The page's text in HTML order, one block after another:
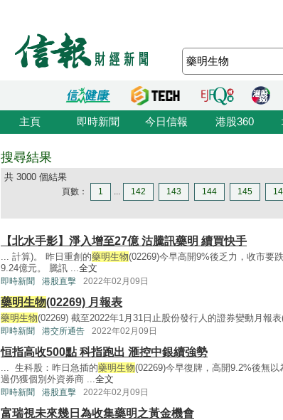
主頁 即時新聞 今日信報 港股360
搜尋結果
共 3000 個結果
頁數： 1 ... 142 143 144 145
【北水手影】淨入增至27億 沽騰訊藥明 續買快手
... 計算)。 昨日重創的藥明生物(02269)今早高開9%後乏力，收市要
9.24億元。 騰訊 ...全文
即時新聞 港股直擊 2022年02月09日
藥明生物(02269) 月報表
藥明生物(02269) 截至2022年1月31日止股份發行人的證券變動月報
即時新聞 港交所通告 2022年02月09日
恒指高收500點 科指跑出 滙控中銀續強勢
... 生科股：昨日急插的藥明生物(02269)今早復牌，高開9.2%後無
過仍獲個別外資券商 ...全文
即時新聞 港股直擊 2022年02月09日
富瑞視未來幾日為收集藥明之黃金機會